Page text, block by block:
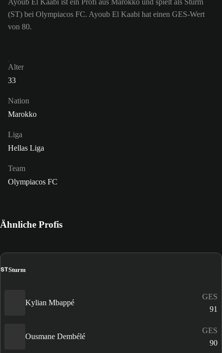
Ayoub El Kaabi ist ein Profi aus Marokko und spielt als Sturm
(ST) bei Olympiacos FC. Ayoub El Kaabi hat einen GES-Wert
von 80.
Alter
33
Nation
Marokko
Liga
Hellas Liga
Team
Olympiacos FC
Ähnliche Profis
STSturm
Kylian Mbappé
GES
91
Ousmane Dembélé
GES
90